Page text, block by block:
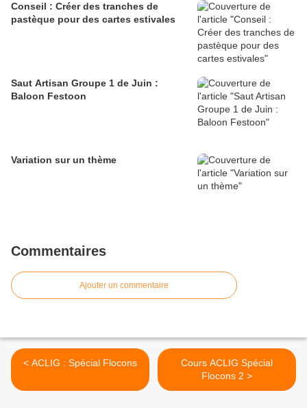
Conseil : Créer des tranches de
pastèque pour des cartes estivales
Saut Artisan Groupe 1 de Juin :
Baloon Festoon
Variation sur un thème
Commentaires
Ajouter un commentaire
< ACLIG : Spécial Flocons
Cours ACLIG Spécial
Flocons 2 >